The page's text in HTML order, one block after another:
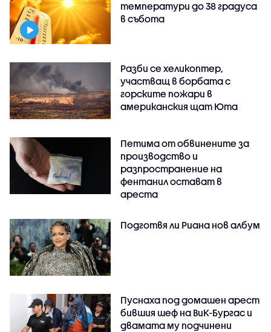
температури до 38 градуса
в събота
Разби се хеликоптер,
участващ в борбата с
горските пожари в
американския щат Юта
Петима от обвинените за
производство и
разпространение на
фентанил остават в
ареста
Подготвя ли Риана нов албум
Пуснаха под домашен арест
бившия шеф на ВиК-Бургас и
двамата му подчинени